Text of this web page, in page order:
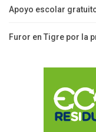
Apoyo escolar
Furor en Tigre por la